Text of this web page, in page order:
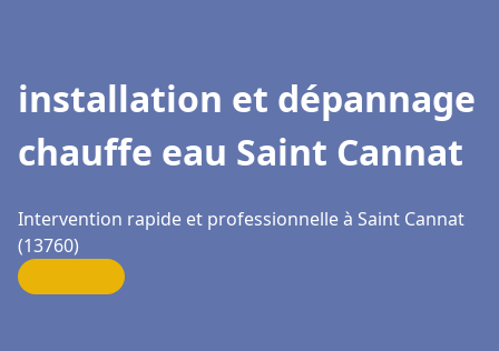
installation et dépannage
chauffe eau Saint Cannat
Intervention rapide et professionnelle à Saint Cannat
(13760)